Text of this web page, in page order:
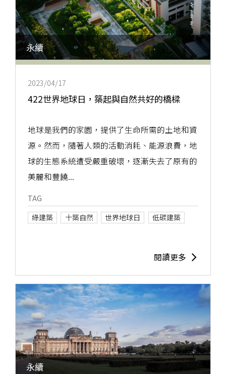
永續
2023/04/17
422世界地球日，築起與自然共好的橋樑
地球是我們的家園，提供了生命所需的土地和資
源。然而，隨著人類的活動消耗、能源浪費，地
球的生態系統遭受嚴重破壞，逐漸失去了原有的
美麗和豐饒...
TAG
綠建築
十築自然 世界地球日 低碳建築
閱讀更多
永續